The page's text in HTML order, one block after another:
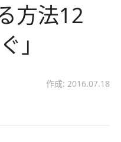
方法12
」
作成: 2016.07.18